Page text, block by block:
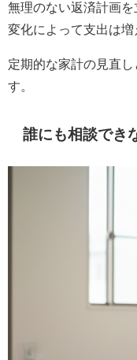
無理のない返済計画
変化によって支出は増
定期的な家計の見直
す。
誰にも相談でき